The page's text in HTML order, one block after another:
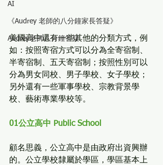
AI
《Audrey 老師的八分鐘家長答疑》
Audrey老師八分鐘答疑
美國高中還有一些其他的分類方式，例
如：按照寄宿方式可以分為全寄宿制、
半寄宿制、五天寄宿制；按照性別可以
分為男女同校、男子學校、女子學校；
另外還有一些軍事學校、宗教背景學
校、藝術專業學校等。
01公立高中 Public School
顧名思義，公立高中是由政府出資興辦
的。公立學校隸屬於學區，學區基本上